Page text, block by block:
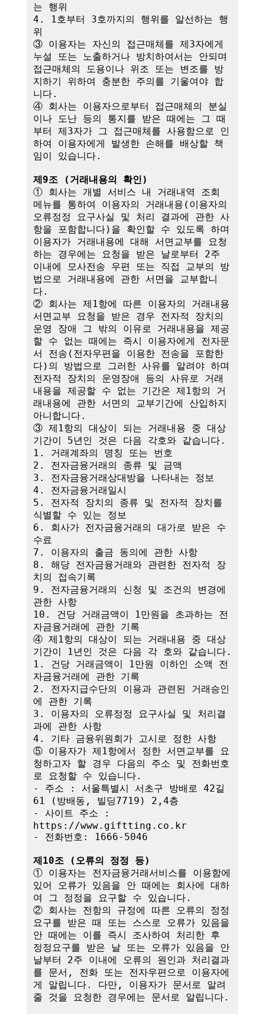
는 행위
4. 1호부터 3호까지의 행위를 알선하는 행
위
③ 이용자는 자신의 접근매체를 제3자에게
누설 또는 노출하거나 방치하여서는 안되며
접근매체의 도용이나 위조 또는 변조를 방
지하기 위하여 충분한 주의를 기울여야 합
니다.
④ 회사는 이용자으로부터 접근매체의 분실
이나 도난 등의 통지를 받은 때에는 그 때
부터 제3자가 그 접근매체를 사용함으로 인
하여 이용자에게 발생한 손해를 배상할 책
임이 있습니다.
제9조 (거래내용의 확인)
① 회사는 개별 서비스 내 거래내역 조회
메뉴를 통하여 이용자의 거래내용(이용자의
오류정정 요구사실 및 처리 결과에 관한 사
항을 포함합니다)을 확인할 수 있도록 하며
이용자가 거래내용에 대해 서면교부를 요청
하는 경우에는 요청을 받은 날로부터 2주
이내에 모사전송 우편 또는 직접 교부의 방
법으로 거래내용에 관한 서면을 교부합니
다.
② 회사는 제1항에 따른 이용자의 거래내용
서면교부 요청을 받은 경우 전자적 장치의
운영 장애 그 밖의 이유로 거래내용을 제공
할 수 없는 때에는 즉시 이용자에게 전자문
서 전송(전자우편을 이용한 전송을 포함한
다)의 방법으로 그러한 사유를 알려야 하며
전자적 장치의 운영장애 등의 사유로 거래
내용을 제공할 수 없는 기간은 제1항의 거
래내용에 관한 서면의 교부기간에 산입하지
아니합니다.
③ 제1항의 대상이 되는 거래내용 중 대상
기간이 5년인 것은 다음 각호와 같습니다.
1. 거래계좌의 명칭 또는 번호
2. 전자금융거래의 종류 및 금액
3. 전자금융거래상대방을 나타내는 정보
4. 전자금융거래일시
5. 전자적 장치의 종류 및 전자적 장치를
식별할 수 있는 정보
6. 회사가 전자금융거래의 대가로 받은 수
수료
7. 이용자의 출금 동의에 관한 사항
8. 해당 전자금융거래와 관련한 전자적 장
치의 접속기록
9. 전자금융거래의 신청 및 조건의 변경에
관한 사항
10. 건당 거래금액이 1만원을 초과하는 전
자금융거래에 관한 기록
④ 제1항의 대상이 되는 거래내용 중 대상
기간이 1년인 것은 다음 각 호와 같습니다.
1. 건당 거래금액이 1만원 이하인 소액 전
자금융거래에 관한 기록
2. 전자지급수단의 이용과 관련된 거래승인
에 관한 기록
3. 이용자의 오류정정 요구사실 및 처리결
과에 관한 사항
4. 기타 금융위원회가 고시로 정한 사항
⑤ 이용자가 제1항에서 정한 서면교부를 요
청하고자 할 경우 다음의 주소 및 전화번호
로 요청할 수 있습니다.
- 주소 : 서울특별시 서초구 방배로 42길
61 (방배동, 빌딩7719) 2,4층
- 사이트 주소 :
https://www.giftting.co.kr
- 전화번호: 1666-5046
제10조 (오류의 정정 등)
① 이용자는 전자금융거래서비스를 이용함에
있어 오류가 있음을 안 때에는 회사에 대하
여 그 정정을 요구할 수 있습니다.
② 회사는 전항의 규정에 따른 오류의 정정
요구를 받은 때 또는 스스로 오류가 있음을
안 때에는 이를 즉시 조사하여 처리한 후
정정요구를 받은 날 또는 오류가 있음을 안
날부터 2주 이내에 오류의 원인과 처리결과
를 문서, 전화 또는 전자우편으로 이용자에
게 알립니다. 다만, 이용자가 문서로 알려
줄 것을 요청한 경우에는 문서로 알립니다.